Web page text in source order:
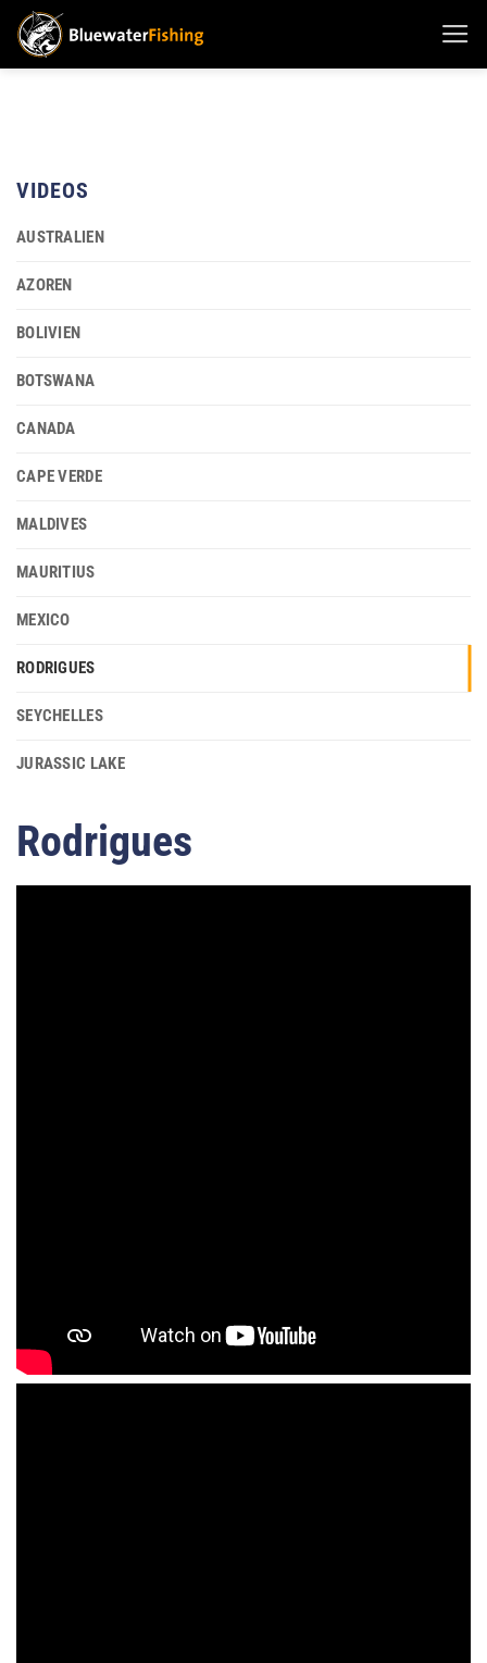
Zum
Inhalt
VIDEOS
AUSTRALIEN
AZOREN
BOLIVIEN
BOTSWANA
CANADA
CAPE VERDE
MALDIVES
MAURITIUS
MEXICO
RODRIGUES
SEYCHELLES
JURASSIC LAKE
Rodrigues